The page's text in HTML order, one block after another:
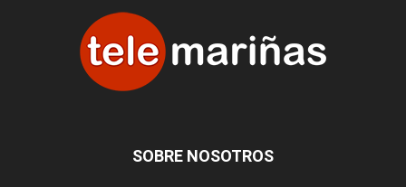
SOBRE NOSOTROS